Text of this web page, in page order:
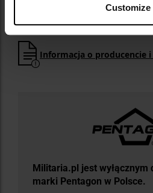
Customize
Informacja o producencie
Militaria.pl jest wyłącznym
marki Pentagon w Polsce.